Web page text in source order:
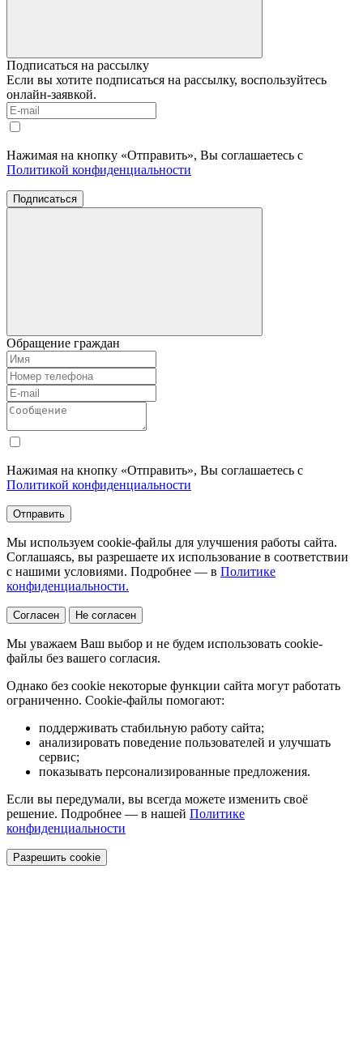
Подписаться на рассылку
Если вы хотите подписаться на рассылку, воспользуйтесь
онлайн-заявкой.
Нажимая на кнопку «Отправить», Вы соглашаетесь с
Политикой конфиденциальности
Подписаться
Обращение граждан
Нажимая на кнопку «Отправить», Вы соглашаетесь с
Политикой конфиденциальности
Отправить
Мы используем cookie-файлы для улучшения работы сайта.
Соглашаясь, вы разрешаете их использование в соответствии
с нашими условиями. Подробнее — в Политике
конфиденциальности.
Согласен Не согласен
Мы уважаем Ваш выбор и не будем использовать cookie-
файлы без вашего согласия.
Однако без cookie некоторые функции сайта могут работать
ограниченно. Cookie-файлы помогают:
поддерживать стабильную работу сайта;
анализировать поведение пользователей и улучшать
сервис;
показывать персонализированные предложения.
Если вы передумали, вы всегда можете изменить своё
решение. Подробнее — в нашей Политике
конфиденциальности
Разрешить cookie